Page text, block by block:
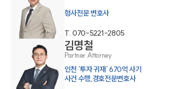
그룹소개
그룹소개
형사전문 변호사
T. 070-5221-2805
김명철
Partner Attorney
인천 ‘투자 귀재’ 670억 사기
사건 수행,경호전문변호사